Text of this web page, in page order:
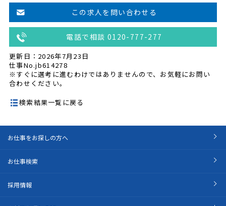
この求人を問い合わせる
電話で相談 0120-777-277
更新日：2026年7月23日
仕事No.jb614278
※すぐに選考に進むわけではありませんので、お気軽にお問い
合わせください。
検索結果一覧に戻る
お仕事をお探しの方へ
お仕事検索
採用情報